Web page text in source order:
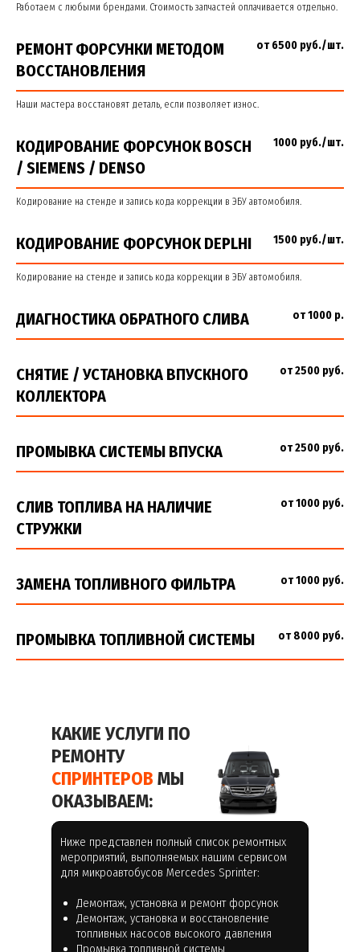
Работаем с любыми брендами. Стоимость запчастей оплачивается отдельно.
РЕМОНТ ФОРСУНКИ МЕТОДОМ
ВОССТАНОВЛЕНИЯ
от 6500 руб./шт.
Наши мастера восстановят деталь, если позволяет износ.
КОДИРОВАНИЕ ФОРСУНОК BOSCH
/ SIEMENS / DENSO
1000 руб./шт.
Кодирование на стенде и запись кода коррекции в ЭБУ автомобиля.
КОДИРОВАНИЕ ФОРСУНОК DEPLHI 1500 руб./шт.
Кодирование на стенде и запись кода коррекции в ЭБУ автомобиля.
ДИАГНОСТИКА ОБРАТНОГО СЛИВА от 1000 р.
СНЯТИЕ / УСТАНОВКА ВПУСКНОГО
КОЛЛЕКТОРА
от 2500 руб.
ПРОМЫВКА СИСТЕМЫ ВПУСКА от 2500 руб.
СЛИВ ТОПЛИВА НА НАЛИЧИЕ
СТРУЖКИ
от 1000 руб.
ЗАМЕНА ТОПЛИВНОГО ФИЛЬТРА от 1000 руб.
ПРОМЫВКА ТОПЛИВНОЙ СИСТЕМЫ от 8000 руб.
Ниже представлен полный список ремонтных
мероприятий, выполняемых нашим сервисом
для микроавтобусов Mercedes Sprinter:
Демонтаж, установка и ремонт форсунок
Демонтаж, установка и восстановление
топливных насосов высокого давления
Промывка топливной системы
КАКИЕ УСЛУГИ ПО
РЕМОНТУ
СПРИНТЕРОВ МЫ
ОКАЗЫВАЕМ: